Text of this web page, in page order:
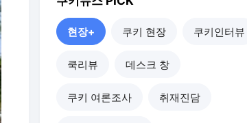
현장+ 쿠키 현장 쿠키인터뷰
쿡리뷰 데스크 창
쿠키 여론조사 취재진담